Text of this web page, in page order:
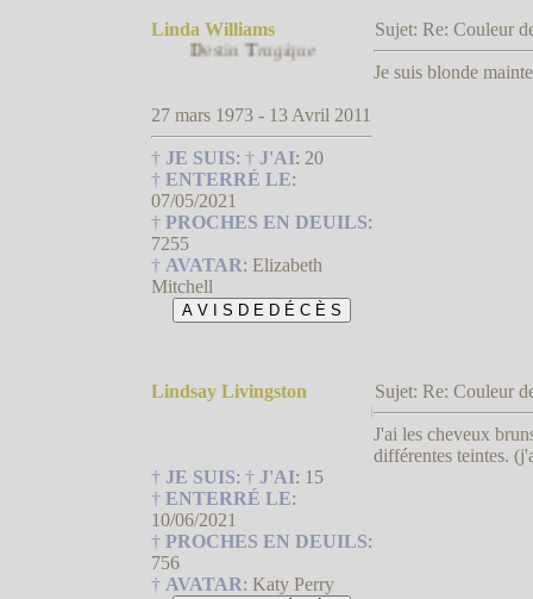
Linda Williams
estinTragique
27 mars 1973 - 13 Avril 2011
† JE SUIS: † J'AI: 20
† ENTERRÉ LE:
07/05/2021
† PROCHES EN DEUILS:
7255
† AVATAR: Elizabeth
Mitchell
Sujet: Re: Couleur
Je suis blonde
Lindsay Livingston
Riche et loin de la réalité
† JE SUIS: † J'AI: 15
† ENTERRÉ LE:
10/06/2021
† PROCHES EN DEUILS:
756
† AVATAR: Katy Perry
Sujet: Re: Couleur
J'ai les cheveux
différentes teintes.